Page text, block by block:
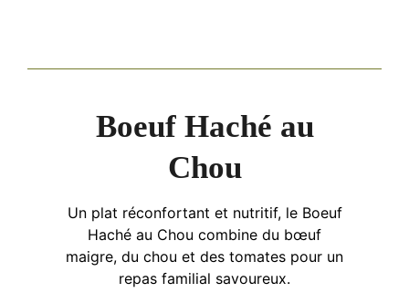
Boeuf Haché au
Chou
Un plat réconfortant et nutritif, le Boeuf
Haché au Chou combine du bœuf
maigre, du chou et des tomates pour un
repas familial savoureux.